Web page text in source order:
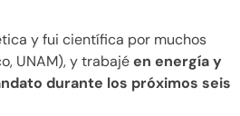
y fui científica por muchos
UNAM), y trabajéen energía y
durante los próximos seis